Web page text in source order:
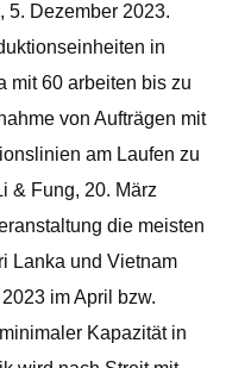
5. Dezember 2023.
in
mit 60 arbeiten bis zu
von Aufträgen mit
am Laufen zu
& Fung, 20. März
die meisten
Lanka und Vietnam
im April bzw.
Kapazität in